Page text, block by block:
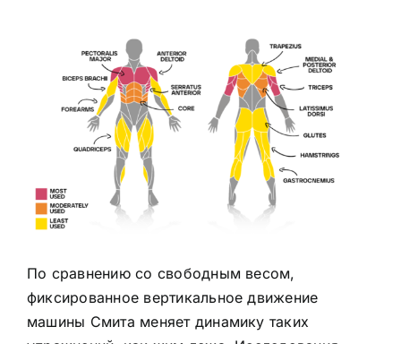
По сравнению со свободным весом,
фиксированное вертикальное движение
машины Смита меняет динамику таких